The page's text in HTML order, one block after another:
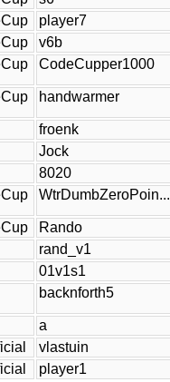
player7
v6b
CodeCupper1000
handwarmer
froenk
Jock
8020
WtrDumbZeroPoin...
Rando
rand_v1
01v1s1
backnforth5
a
vlastuin
player1